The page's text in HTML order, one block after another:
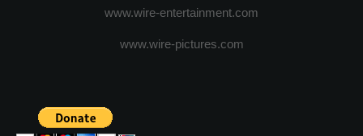
www.wire-entertainment.com
www.wire-pictures.com